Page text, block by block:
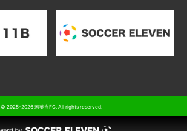
© 2025-2026 若葉台FC. All rights reserved.